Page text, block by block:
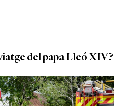
del papa Lleó XIV?